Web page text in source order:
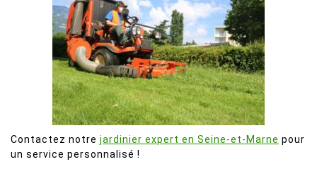
Contactez notre jardinier expert en Seine-et-Marne pour
un service personnalisé !